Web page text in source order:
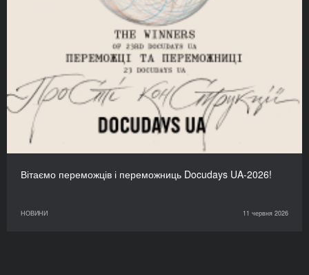
Вітаємо переможців і переможниць Docudays UA-2026!
НОВИНИ 11 червня 2026